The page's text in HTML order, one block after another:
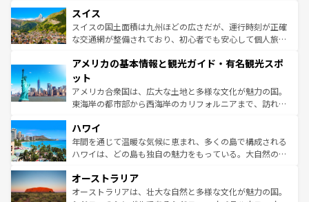
れる地方に足を運ぶとそれぞれで全く異なる文化を体験で
きるだろう。 なお、新着のフランス情報はコンテンツ一覧
を参照してほしい。
は、お酒好きな人にはぜひ体験してほしい。 なお、新着の
ドイツ情報はコンテンツ一覧を参照してほしい。
リアごとに異なる魅力がある。また、優雅なアフタヌーン
ティー、ビール好きにはたまらない英国パブ、サッカー観
戦など、本場だからこそできる体験も豊富。イギリスを旅
ンツ一覧を参照してほしい。
スイス
スイスの国土面積は九州ほどの広さだが、運行時刻が正確
な交通網が整備されており、初心者でも安心して個人旅行
の建物がそのまま残る町や、スイスならではのユニークな
博物館もあり、アルプス観光だけでなく町歩きも満喫する
ことができる。国民の所得が高いため物価も高いが、旅行
者向けの交通パス提供のサービスもあり、うまく活用すれ
着のスイス情報は
アメリカの基本情報と観光ガイド・有名観光スポ
ット
アメリカ合衆国は、広大な土地と多様な文化が魅力の国。
東海岸の都市部から西海岸のカリフォルニアまで、訪れる
のような巨大都市は、観光、ショッピング、エンターテイ
ンメントが詰まった刺激的なスポットだ。一方、アメリカ
西部には大自然が広がり、グランドキャニオンやイエロー
部のニューオーリンズでは、音楽と美食が融合した独特の
文化が魅力。旅行者はアメリカの各地域で異なる魅力を楽
ハワイ
年間を通じて温暖な気候に恵まれ、多くの島で構成される
ハワイは、どの島も独自の魅力をもっている。大自然の神
ワイ島は見逃せない。また、定番の観光地といえばオアフ
島だが、静かな自然を求めるならマウイ島やカウアイ島が
オーストラリア
オーストラリアは、壮大な自然と多様な文化が魅力の国。